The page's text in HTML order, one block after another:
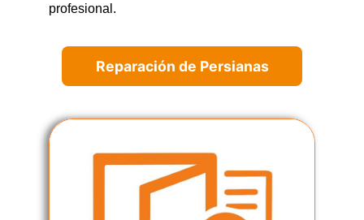
profesional.
Reparación de Persianas